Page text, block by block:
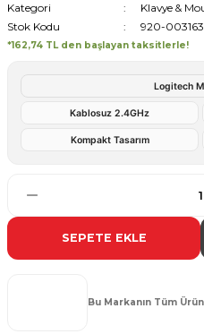
Kategori
Klavye &
Stok Kodu
920-003163
*162,74 TL den başlayan taksitlerle!
Logitech
Kablosuz 2.4GHz
Kompakt Tasarım
SEPETE EKLE
Bu Markanın Tüm